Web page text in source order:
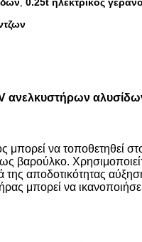
,
ανελκυστήρων
μπορεί να τοποθετηθεί
βαρούλκο.
αποδοτικότητας
μπορεί να